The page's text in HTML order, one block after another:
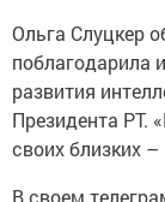
Ольга Слуцкер
поблагодарила
развития
Президента РТ.
своих близких
В своем